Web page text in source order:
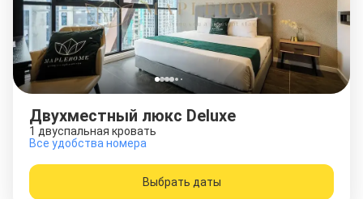
Двухместный люкс Deluxe
1 двуспальная кровать
Все удобства номера
Выбрать даты